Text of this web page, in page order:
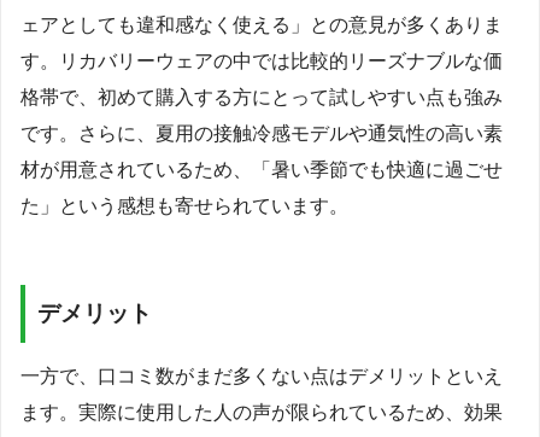
ェアとしても違和感なく使える」との意見が多くありま
す。リカバリーウェアの中では比較的リーズナブルな価
格帯で、初めて購入する方にとって試しやすい点も強み
です。さらに、夏用の接触冷感モデルや通気性の高い素
材が用意されているため、「暑い季節でも快適に過ごせ
た」という感想も寄せられています。
デメリット
一方で、口コミ数がまだ多くない点はデメリットといえ
ます。実際に使用した人の声が限られているため、効果